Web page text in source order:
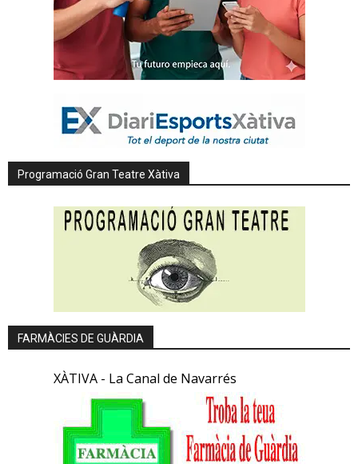
Programació Gran Teatre Xàtiva
FARMÀCIES DE GUÀRDIA
XÀTIVA - La Canal de Navarrés